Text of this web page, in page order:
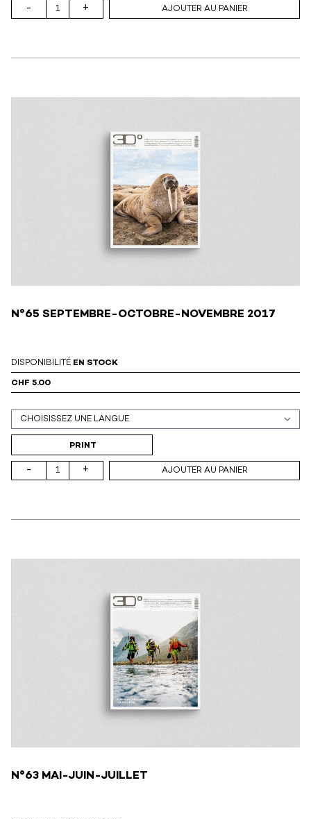
- + AJOUTER AU PANIER
N°65 SEPTEMBRE-OCTOBRE-NOVEMBRE 2017
DISPONIBILITÉ EN STOCK
CHF 5.00
Support (print ou digital)
PRINT
- + AJOUTER AU PANIER
N°63 MAI-JUIN-JUILLET